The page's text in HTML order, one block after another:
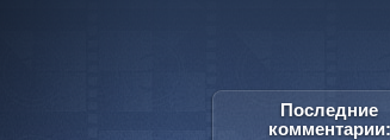
Последние
комментарии: